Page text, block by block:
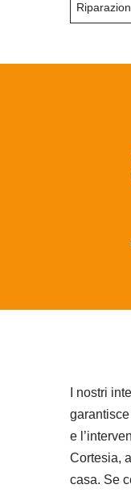
I nostri
e
Cortesia,
casa. Se